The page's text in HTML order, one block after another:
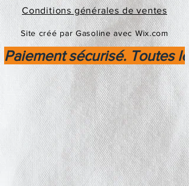
Conditions générales de ventes
Site créé par Gasoline avec Wix.com
Paiement sécurisé. Toutes